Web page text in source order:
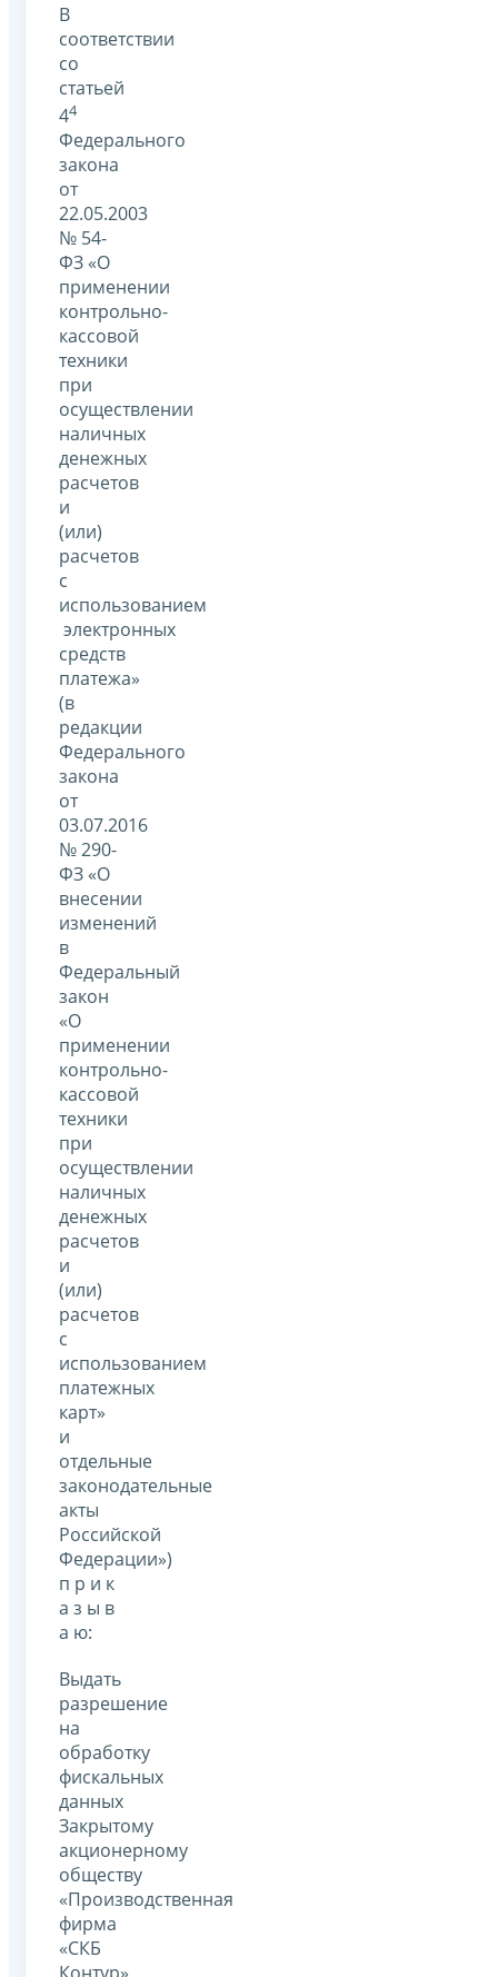
В
соответствии
со
статьей
44
Федерального
закона
от
22.05.2003
№ 54-
ФЗ «О
применении
контрольно-
кассовой
техники
при
осуществлении
наличных
денежных
расчетов
и
(или)
расчетов
с
использованием
электронных
средств
платежа»
(в
редакции
Федерального
закона
от
03.07.2016
№ 290-
ФЗ «О
внесении
изменений
в
Федеральный
закон
«О
применении
контрольно-
кассовой
техники
при
осуществлении
наличных
денежных
расчетов
и
(или)
расчетов
с
использованием
платежных
карт»
и
отдельные
законодательные
акты
Российской
Федерации»)
п р и к
а з ы в
а ю:
Выдать
разрешение
на
обработку
фискальных
данных
Закрытому
акционерному
обществу
«Производственная
фирма
«СКБ